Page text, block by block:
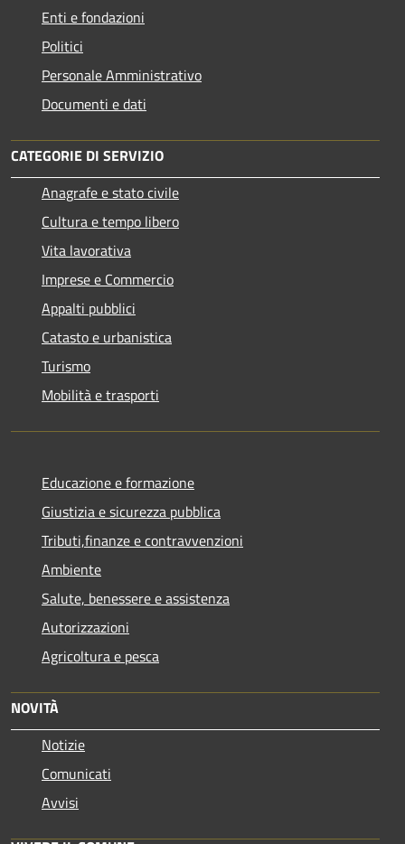
Enti e fondazioni
Politici
Personale Amministrativo
Documenti e dati
CATEGORIE DI SERVIZIO
Anagrafe e stato civile
Cultura e tempo libero
Vita lavorativa
Imprese e Commercio
Appalti pubblici
Catasto e urbanistica
Turismo
Mobilità e trasporti
Educazione e formazione
Giustizia e sicurezza pubblica
Tributi,finanze e contravvenzioni
Ambiente
Salute, benessere e assistenza
Autorizzazioni
Agricoltura e pesca
NOVITÀ
Notizie
Comunicati
Avvisi